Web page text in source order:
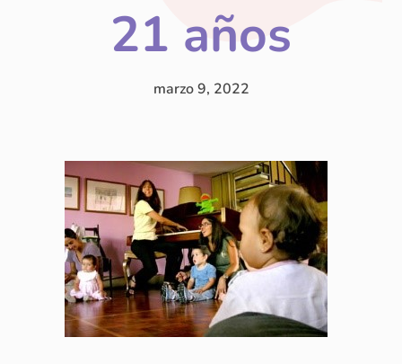
21 años
marzo 9, 2022